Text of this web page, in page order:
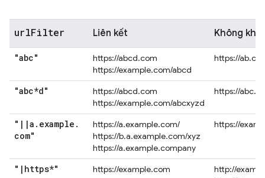
urlFilter Liên kết Không
"abc"
https://abcd.com
https://example.com/abcd
https://
"abc*d"
https://abcd.com
https://example.com/abcxyzd
https://
" | |a . example .
com"
https://a.example.com/
https://b.a.example.com/xyz
https://a.example.company
https://
" | https*" https://example.com
http://